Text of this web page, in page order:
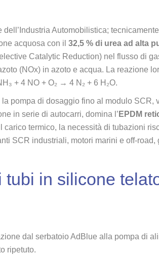
Automobilistica; tecnicamente
acquosa con il 32,5 % di urea ad alta
Catalytic Reduction) nel flusso di
(NOx) in azoto e acqua. La reazione
+ 4 NO + O₂ → 4 N₂ + 6 H₂O.
pompa di dosaggio fino al modulo SCR,
in serie di autocarri, domina l’ EPDM
termico, la necessità di tubazioni
SCR industriali, motori marini e off-
in silicone
dal serbatoio AdBlue alla pompa di
ripetuto.